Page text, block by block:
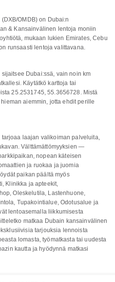
OMDB) on Dubai:n
& Kansainvälinen lentoja moniin
mukaan lukien Emirates, Cebu
runsaasti lentoja valittavana.
Dubai:ssä, vain noin km
Käytätkö karttoja tai
25.2531745, 55.3656728. Mistä
aiemmin, jotta ehdit perille
laajan valikoiman palveluita,
Välttämättömyyksien —
nopean käteisen
ja ruokaa ja juomia
paikan päältä myös
Klinikka ja apteekit,
Oleskelutila, Lastenhuone,
Tupakointialue, Odotusalue ja
lentoasemalla liikkumisesta
matkaa Dubain kansainvälinen
tarjouksia lennoista
lomasta, työmatkasta tai uudesta
kautta ja hyödynnä matkasi